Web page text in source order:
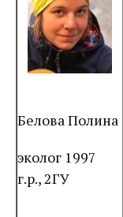
Белова Полина
эколог 1997
г.р., 2ГУ